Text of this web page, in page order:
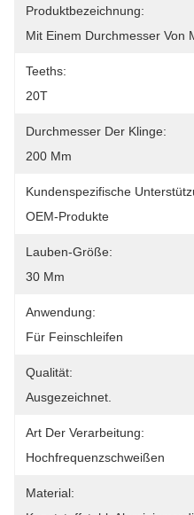
Produktbezeichnung:
Mit Einem Durchmesser Von
Teeths:
20T
Durchmesser Der Klinge:
200 Mm
Kundenspezifische
OEM-Produkte
Lauben-Größe:
30 Mm
Anwendung:
Für Feinschleifen
Qualität:
Ausgezeichnet.
Art Der Verarbeitung:
Hochfrequenzschweißen
Material: